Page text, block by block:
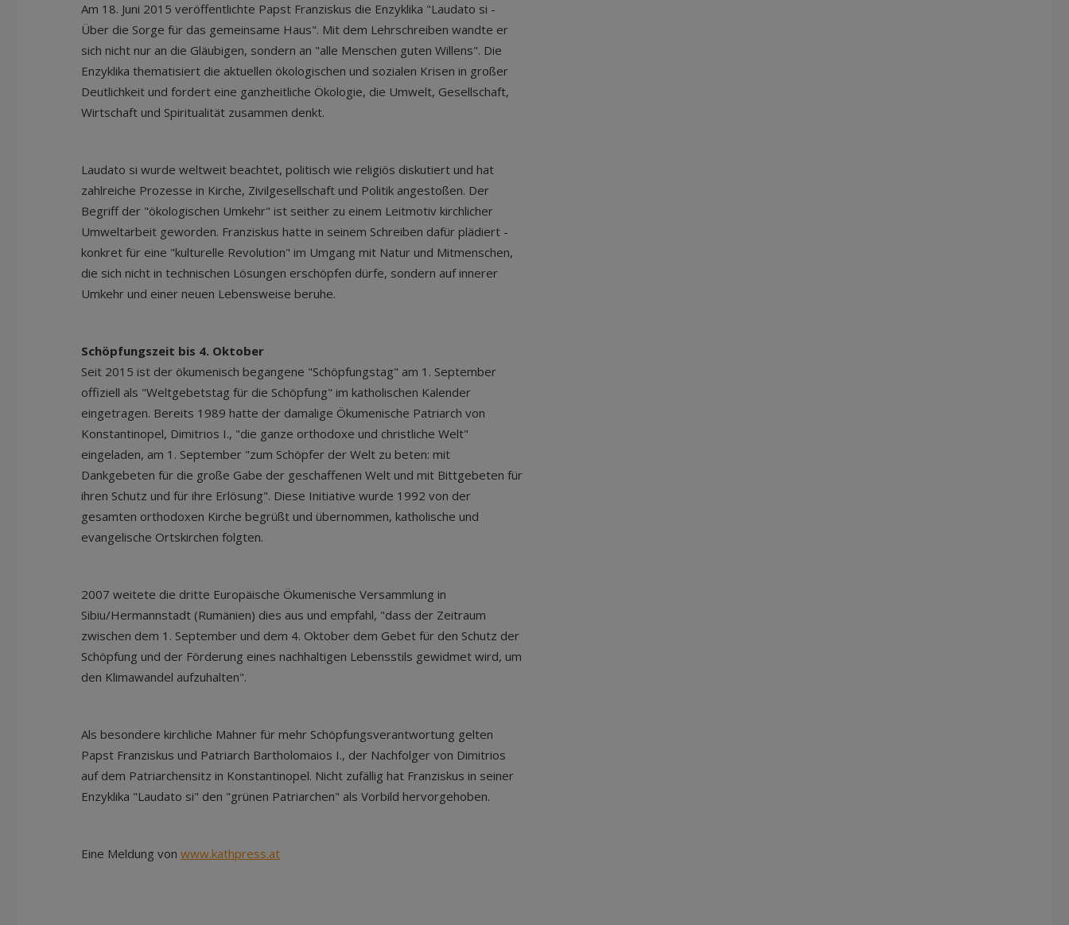
Am 18. Juni 2015 veröffentlichte Papst Franziskus die Enzyklika "Laudato si -
Über die Sorge für das gemeinsame Haus". Mit dem Lehrschreiben wandte er
sich nicht nur an die Gläubigen, sondern an "alle Menschen guten Willens". Die
Enzyklika thematisiert die aktuellen ökologischen und sozialen Krisen in großer
Deutlichkeit und fordert eine ganzheitliche Ökologie, die Umwelt, Gesellschaft,
Wirtschaft und Spiritualität zusammen denkt.
Laudato si wurde weltweit beachtet, politisch wie religiös diskutiert und hat
zahlreiche Prozesse in Kirche, Zivilgesellschaft und Politik angestoßen. Der
Begriff der "ökologischen Umkehr" ist seither zu einem Leitmotiv kirchlicher
Umweltarbeit geworden. Franziskus hatte in seinem Schreiben dafür plädiert -
konkret für eine "kulturelle Revolution" im Umgang mit Natur und Mitmenschen,
die sich nicht in technischen Lösungen erschöpfen dürfe, sondern auf innerer
Umkehr und einer neuen Lebensweise beruhe.
Schöpfungszeit bis 4. Oktober
Seit 2015 ist der ökumenisch begangene "Schöpfungstag" am 1. September
offiziell als "Weltgebetstag für die Schöpfung" im katholischen Kalender
eingetragen. Bereits 1989 hatte der damalige Ökumenische Patriarch von
Konstantinopel, Dimitrios I., "die ganze orthodoxe und christliche Welt"
eingeladen, am 1. September "zum Schöpfer der Welt zu beten: mit
Dankgebeten für die große Gabe der geschaffenen Welt und mit Bittgebeten für
ihren Schutz und für ihre Erlösung". Diese Initiative wurde 1992 von der
gesamten orthodoxen Kirche begrüßt und übernommen, katholische und
evangelische Ortskirchen folgten.
2007 weitete die dritte Europäische Ökumenische Versammlung in
Sibiu/Hermannstadt (Rumänien) dies aus und empfahl, "dass der Zeitraum
zwischen dem 1. September und dem 4. Oktober dem Gebet für den Schutz der
Schöpfung und der Förderung eines nachhaltigen Lebensstils gewidmet wird, um
den Klimawandel aufzuhalten".
Als besondere kirchliche Mahner für mehr Schöpfungsverantwortung gelten
Papst Franziskus und Patriarch Bartholomaios I., der Nachfolger von Dimitrios
auf dem Patriarchensitz in Konstantinopel. Nicht zufällig hat Franziskus in seiner
Enzyklika "Laudato si" den "grünen Patriarchen" als Vorbild hervorgehoben.
Eine Meldung von www.kathpress.at